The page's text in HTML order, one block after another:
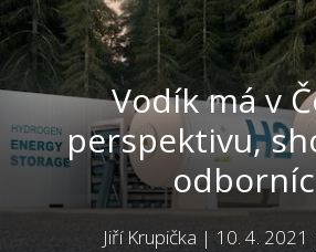
Vodík má v
perspektivu,
Jiří Krupička | 10. 4. 2021